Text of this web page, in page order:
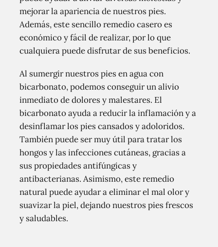
mejorar la apariencia de nuestros pies.
Además, este sencillo remedio casero es
económico y fácil de realizar, por lo que
cualquiera puede disfrutar de sus beneficios.
Al sumergir nuestros pies en agua con
bicarbonato, podemos conseguir un alivio
inmediato de dolores y malestares. El
bicarbonato ayuda a reducir la inflamación y a
desinflamar los pies cansados y adoloridos.
También puede ser muy útil para tratar los
hongos y las infecciones cutáneas, gracias a
sus propiedades antifúngicas y
antibacterianas. Asimismo, este remedio
natural puede ayudar a eliminar el mal olor y
suavizar la piel, dejando nuestros pies frescos
y saludables.